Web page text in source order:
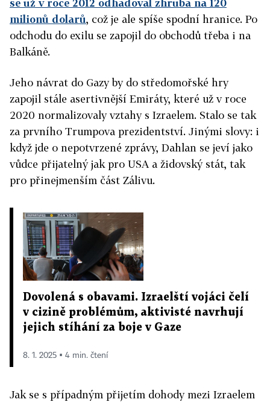
se už v roce 2012 odhadoval zhruba na 120
milionů dolarů, což je ale spíše spodní hranice. Po
odchodu do exilu se zapojil do obchodů třeba i na
Balkáně.
Jeho návrat do Gazy by do středomořské hry
zapojil stále asertivnější Emiráty, které už v roce
2020 normalizovaly vztahy s Izraelem. Stalo se tak
za prvního Trumpova prezidentství. Jinými slovy: i
když jde o nepotvrzené zprávy, Dahlan se jeví jako
vůdce přijatelný jak pro USA a židovský stát, tak
pro přinejmenším část Zálivu.
Dovolená s obavami. Izraelští vojáci čelí
v cizině problémům, aktivisté navrhují
jejich stíhání za boje v Gaze
8. 1. 2025 ▪ 4 min. čtení
Jak se s případným přijetím dohody mezi Izraelem